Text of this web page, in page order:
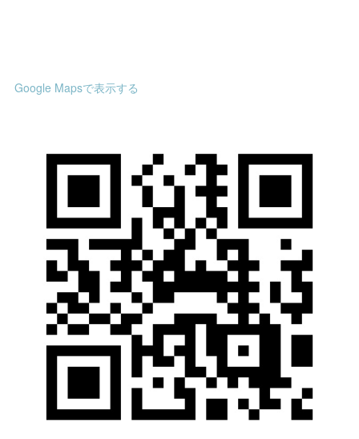
Google Mapsで表示する